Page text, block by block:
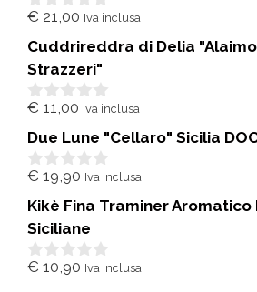
0
u
5
€ 21,00 Iva inclusa
Cuddrireddra di Delia
Strazzeri"
0
u
5
€ 11,00 Iva inclusa
Due Lune "Cellaro" Sicilia
0
u
5
€ 19,90 Iva inclusa
Kikè Fina Traminer Aromatico
Siciliane
0
€ 10,90 Iva inclusa